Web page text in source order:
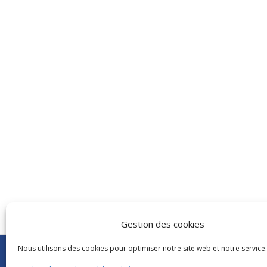
Gestion des cookies
Nous utilisons des cookies pour optimiser notre site web et notre service.
Abonnements Frantext
CNRS|